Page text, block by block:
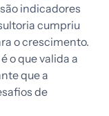
indicadores
cumpriu
o crescimento.
o que valida a
que a
de